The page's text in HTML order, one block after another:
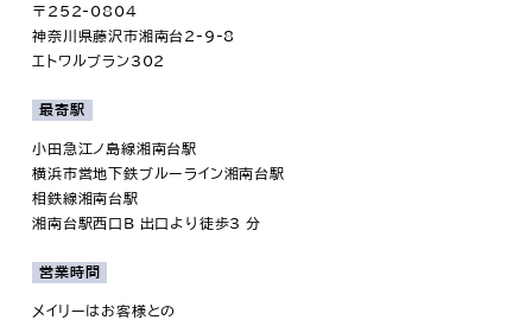
〒252-0804
神奈川県藤沢市湘南台2-9-8
エトワルブラン302
最寄駅
小田急江ノ島線湘南台駅
横浜市営地下鉄ブルーライン湘南台駅
相鉄線湘南台駅
湘南台駅西口B 出口より徒歩3 分
営業時間
メイリーはお客様との